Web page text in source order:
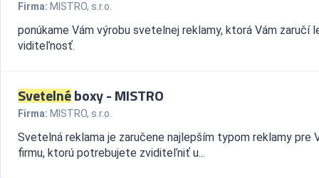
Firma: MISTRO, s.r.o.
ponúkame Vám výrobu svetelnej reklamy, ktorá Vám zaručí
viditeľnosť.
Svetelnéboxy - MISTRO
Firma: MISTRO, s.r.o.
Svetelná reklama je zaručene najlepším typom reklamy pre
firmu, ktorú potrebujete zviditeľniť u...